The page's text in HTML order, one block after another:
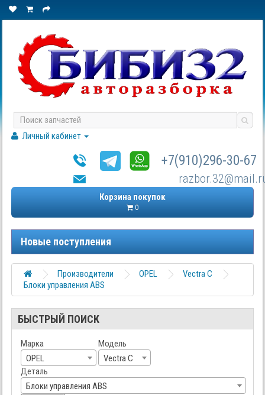
Личный кабинет
+7(910)296-30-67
Корзина покупок
0
Новые поступления
Производители OPEL
Vectra C
Блоки управления ABS
БЫСТРЫЙ ПОИСК
Марка
OPEL
Модель
Vectra C
Деталь
Блоки управления ABS